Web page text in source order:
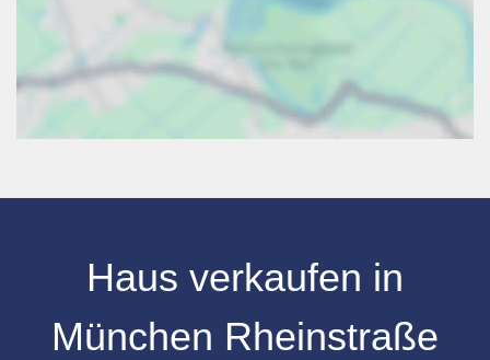
Haus verkaufen in
München Rheinstraße